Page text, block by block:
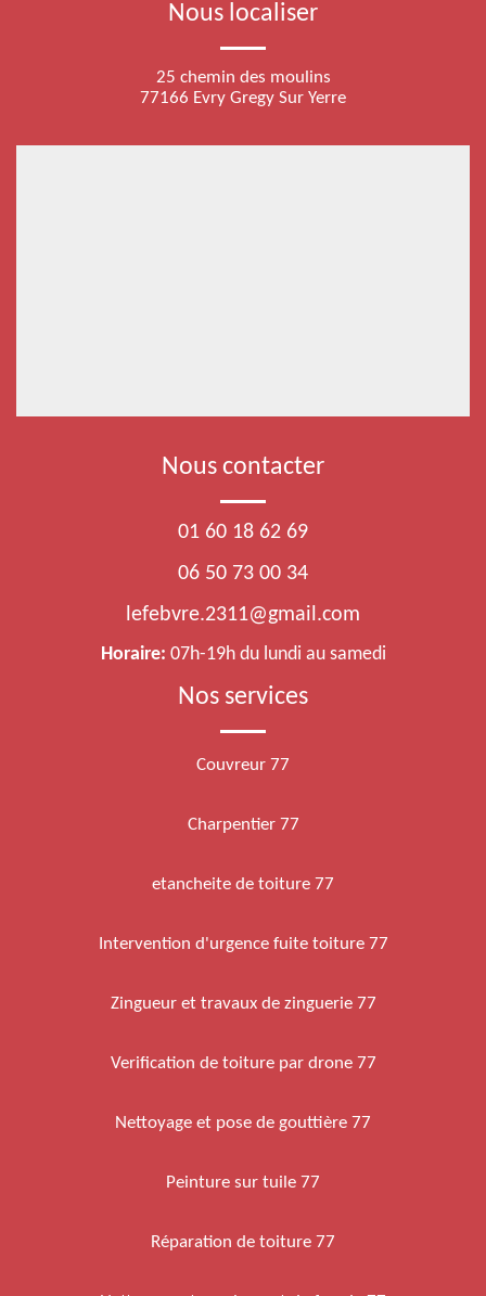
Nous localiser
25 chemin des moulins
77166 Evry Gregy Sur Yerre
Nous contacter
01 60 18 62 69
06 50 73 00 34
lefebvre.2311@gmail.com
Horaire: 07h-19h du lundi au samedi
Nos services
Couvreur 77
Charpentier 77
etancheite de toiture 77
Intervention d'urgence fuite toiture 77
Zingueur et travaux de zinguerie 77
Verification de toiture par drone 77
Nettoyage et pose de gouttière 77
Peinture sur tuile 77
Réparation de toiture 77